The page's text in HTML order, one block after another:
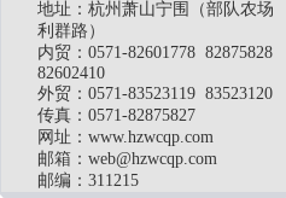
地址：杭州萧山宁围（部队农场
利群路）
内贸：0571-82601778 82875828
82602410
外贸：0571-83523119 83523120
传真：0571-82875827
网址：www.hzwcqp.com
邮箱： web@hzwcqp.com
邮编：311215